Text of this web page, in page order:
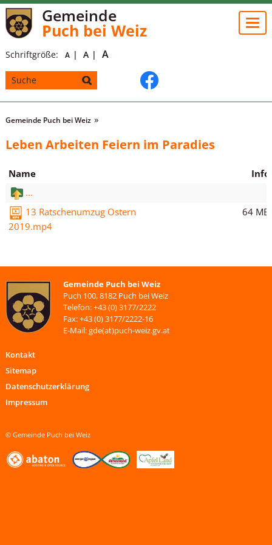
Gemeinde
Puch bei Weiz
Schriftgröße: A A A
Gemeinde Puch bei Weiz
Leben Arbeiten Feiern im Paradies
Name
Info
...
13 Ratschenumzug Ostern
2019.mp4
64 MB
Gemeinde Puch bei Weiz
Puch 100, 8182 Puch bei Weiz
Telefon: +43 (0) 3177/2222
Fax: +43 (0) 3177/2222-16
E-Mail: gde(at)puch-weiz.gv.at
Kontakt
Sitemap
Datenschutzerklärung
Impressum
© Gemeinde Puch bei Weiz